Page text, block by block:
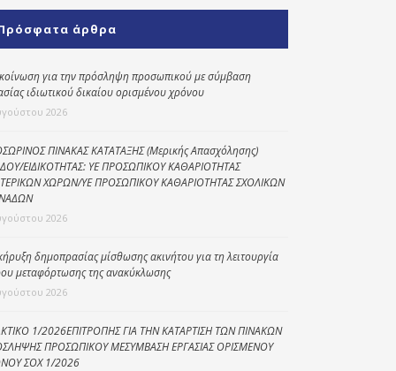
Κοινωνικό
παντοπωλείο
Kοινωνικό
φαρμακείο
Κέντρο Ημερήσιας
Φροντίδας
Ηλικιωμένων
(Κ.Η.Φ.Η.) Πρέβεζας
άρθρα
για την πρόσληψη προσωπικού με σύμβαση
ιδιωτικού δικαίου ορισμένου χρόνου
2026
ΠΙΝΑΚΑΣ ΚΑΤΑΤΑΞΗΣ (Μερικής Απασχόλησης)
ΕΙΔΙΚΟΤΗΤΑΣ: ΥΕ ΠΡΟΣΩΠΙΚΟΥ ΚΑΘΑΡΙΟΤΗΤΑΣ
ΧΩΡΩΝ/ΥΕ ΠΡΟΣΩΠΙΚΟΥ ΚΑΘΑΡΙΟΤΗΤΑΣ ΣΧΟΛΙΚΩΝ
2026
δημοπρασίας μίσθωσης ακινήτου για τη λειτουργία
μεταφόρτωσης της ανακύκλωσης
2026
1/2026ΕΠΙΤΡΟΠΗΣ ΓΙΑ ΤΗΝ ΚΑΤΑΡΤΙΣΗ ΤΩΝ ΠΙΝΑΚΩΝ
ΠΡΟΣΩΠΙΚΟΥ ΜΕΣΥΜΒΑΣΗ ΕΡΓΑΣΙΑΣ ΟΡΙΣΜΕΝΟΥ
ΣΟΧ 1/2026